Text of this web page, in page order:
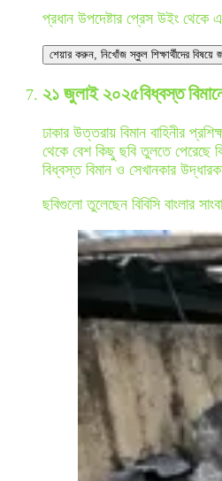
প্রধান উপদেষ্টার প্রেস উইং থেকে
শেয়ার করুন, নিখোঁজ স্কুল শিক্ষার্থীদের বিষয়ে
২১ জুলাই ২০২৫বিধ্বস্ত
ঢাকার উত্তরায় বিমান বাহিনীর
থেকে বেশ কিছু ছবি তুলতে পেরেছে
বিধ্বস্ত বিমান ও সেখানকার
ছবিগুলো তুলেছেন বিবিসি বাংলার